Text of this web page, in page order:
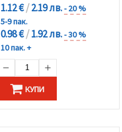
1.12 €/2.19 лв.- 20 %
5-9 пак.
0.98 €/1.92 лв.- 30 %
10 пак. +
КУПИ